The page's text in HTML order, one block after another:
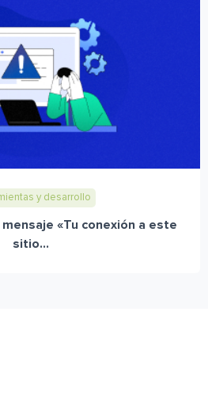
y desarrollo
«Tu conexión a este
sitio...